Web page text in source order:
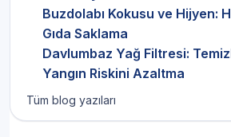
Buzdolabı Kokusu ve Hijyen:
Gıda Saklama
Davlumbaz Yağ Filtresi:
Yangın Riskini Azaltma
Tüm blog yazıları